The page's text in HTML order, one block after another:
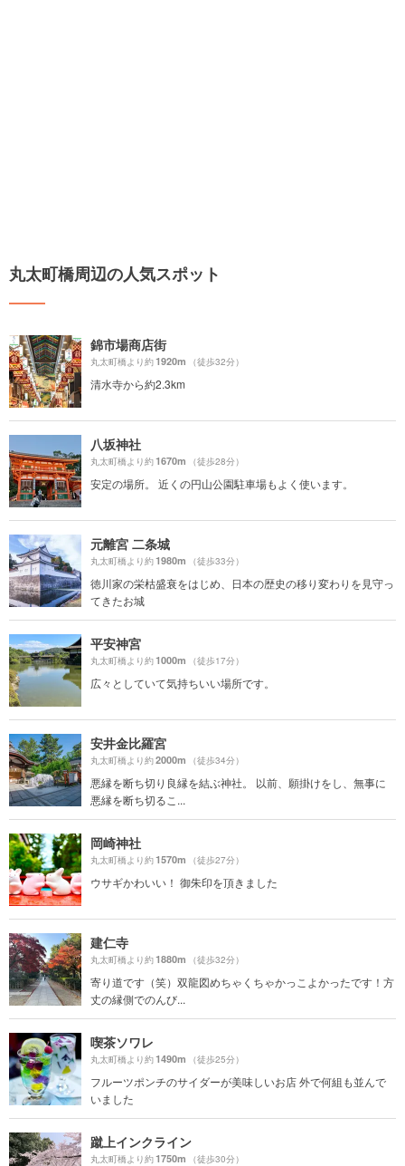
丸太町橋周辺の人気スポット
錦市場商店街
丸太町橋より約1920m （徒歩32分）
清水寺から約2.3km
八坂神社
丸太町橋より約1670m （徒歩28分）
安定の場所。 近くの円山公園駐車場もよく使います。
元離宮 二条城
丸太町橋より約1980m （徒歩33分）
徳川家の栄枯盛衰をはじめ、日本の歴史の移り変わりを見守っ
てきたお城
平安神宮
丸太町橋より約1000m （徒歩17分）
広々としていて気持ちいい場所です。
安井金比羅宮
丸太町橋より約2000m （徒歩34分）
悪縁を断ち切り良縁を結ぶ神社。 以前、願掛けをし、無事に
悪縁を断ち切るこ...
岡崎神社
丸太町橋より約1570m （徒歩27分）
ウサギかわいい！ 御朱印を頂きました
建仁寺
丸太町橋より約1880m （徒歩32分）
寄り道です（笑）双龍図めちゃくちゃかっこよかったです！方
丈の縁側でのんび...
喫茶ソワレ
丸太町橋より約1490m （徒歩25分）
フルーツポンチのサイダーが美味しいお店 外で何組も並んで
いました
蹴上インクライン
丸太町橋より約1750m （徒歩30分）